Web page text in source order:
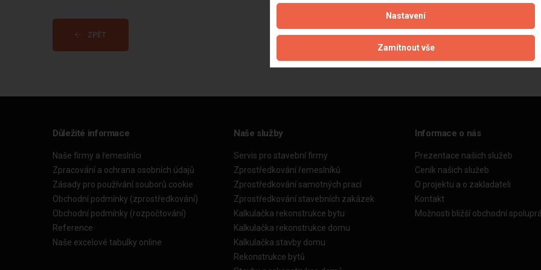
ZPĚT Aktualizováno z portálu ARES dne 09.06.2025 10:13:27
Důležité informace
Naše firmy a řemeslníci
Zpracování a ochrana osobních údajů
Zásady pro používání souborů cookie
Obchodní podmínky (zprostředkování)
Obchodní podmínky (rozpočtování)
Reference
Naše excelové tabulky online
Naše služby
Servis pro stavební firmy
Zprostředkování řemeslníků
Zprostředkování samotných prací
Zprostředkování stavebních zakázek
Kalkulačka rekonstrukce bytu
Kalkulačka rekonstrukce domu
Kalkulačka stavby domu
Rekonstrukce bytů
Informace o nás
Prezentace našich služeb
Ceník našich služeb
O projektu a o zakladateli
Kontakt
Možnosti bližší obchodní
Nastavení
Zamítnout vše